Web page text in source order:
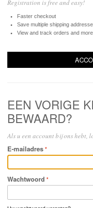
Registration is free and easy!
Faster checkout
Save multiple shipping
View and track orders and more
EEN VORIGE
BEWAARD?
Als u een account bij ons hebt,
E-mailadres
Wachtwoord